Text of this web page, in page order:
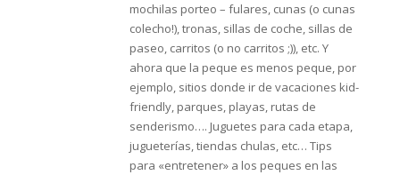
mochilas porteo – fulares, cunas (o cunas
colecho!), tronas, sillas de coche, sillas de
paseo, carritos (o no carritos ;)), etc. Y
ahora que la peque es menos peque, por
ejemplo, sitios donde ir de vacaciones kid-
friendly, parques, playas, rutas de
senderismo…. Juguetes para cada etapa,
jugueterías, tiendas chulas, etc… Tips
para «entretener» a los peques en las